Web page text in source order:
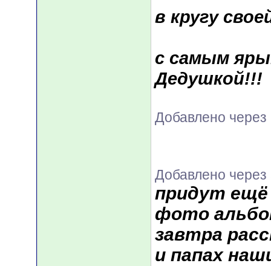
в кругу
с самым
Дедушкой!!!
Добавлено
Добавлено через
придут
фото
завтра
и папах